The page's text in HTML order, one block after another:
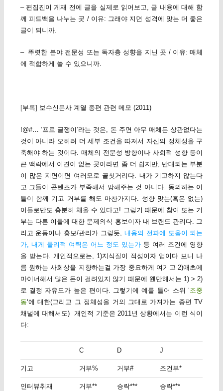
– 편집진이 게재 전에 글을 실제로 읽어보고, 글 내용에 대해 함
께 피드백을 나누는 곳 / 이유: 그래야 지면 성격에 맞는 더 좋은
글이 되니까.
– 뚜렷한 분야 전문성 또는 독자층 성향을 지닌 곳 / 이유: 매체
에 적합하게 쓸 수 있으니까.
[부록] 보수신문사 계열 종편 관련 메모 (2011)
!@#… ‘프로 글쟁이’라는 것은, 돈 주면 아무 매체든 상관없다는
것이 아니라 오히려 더 세부 조건을 따져서 자신의 정체성을 구
축해야 하는 것이다. 매체의 전문성 방향이나 사회적 성향 등이
큰 맥락에서 이견이 없는 곳이라면 좀 더 쉽지만, 반대되는 부분
이 많은 지면이면 여러모로 골칫거리다. 내가 기고하지 않는다
고 그들이 콘텐츠가 부족해서 망해주는 것 아니다. 동의하는 이
들이 함께 기고 거부를 해도 마찬가지다. 성향 맞는(혹은 없는)
이들로만도 충분히 채울 수 있다고! 그렇기 때문에 참여 또는 거
부는 다른 이들에 대한 문제의식 홍보이자 내 브랜드 관리다. 그
리고 운동이나 홍보/관리가 그렇듯, 내용의 전파에 도움이 되는
가, 내게 물리적 여력은 어느 정도 있는가 등 여러 조건에 영향
을 받는다. 개인적으로는, 1)지식질이 적성이자 업이다 보니 나
름 원하는 사회상을 지향하는걸 가장 중요하게 여기고 2)애초에
마이너해서 많은 돈이 걸려있지 않기 때문에 웬만해서는 1) > 2)
로 결정 자유도가 높은 편이다. 그렇기에 예를 들어 소위 ‘조중
동‘에 대한(그리고 그 정체성을 거의 그대로 가져가는 종편 TV
채널에 대해서도) 개인적 기준은 2011년 상황에서는 이런 식이
다:
C D J
기고 거부% 거부# 조건부*
인터뷰취재 거부** 승락*** 승락***